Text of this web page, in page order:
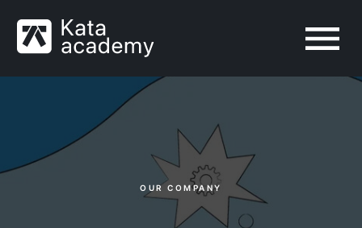
OUR COMPANY